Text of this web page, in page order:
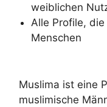
weiblichen
Alle Profile,
Menschen
Muslima ist eine
muslimische